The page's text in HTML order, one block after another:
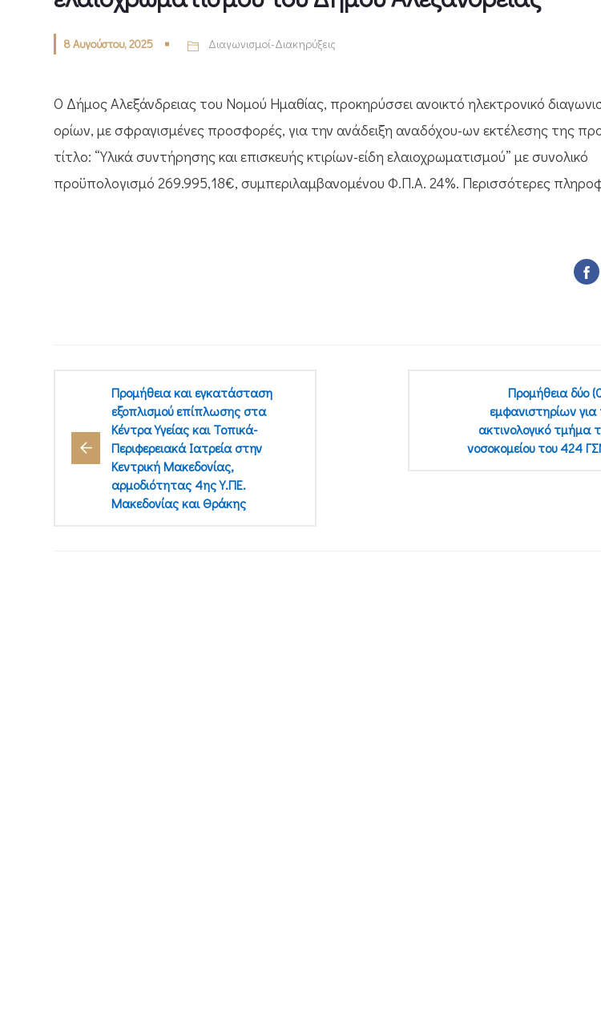
8 Αυγούστου, 2025 Διαγωνισμοί-Διακηρύξεις
Ο Δήμος Αλεξάνδρειας του Νομού Ημαθίας, προκηρύσσει ανοικτό ηλεκτρονικό
ορίων, με σφραγισμένες προσφορές, για την ανάδειξη αναδόχου-ων εκτέλεσης της
τίτλο: “Υλικά συντήρησης και επισκευής κτιρίων-είδη ελαιοχρωματισμού” με συνολικό
προϋπολογισμό 269.995,18€, συμπεριλαμβανομένου Φ.Π.Α. 24%. Περισσότερες
Προμήθεια και εγκατάσταση
εξοπλισμού επίπλωσης στα
Κέντρα Υγείας και Τοπικά-
Περιφερειακά Ιατρεία στην
Κεντρική Μακεδονίας,
αρμοδιότητας 4ης Υ.ΠΕ.
Μακεδονίας και Θράκης
Προμήθεια δύο
εμφανιστηρίων για
ακτινολογικό τμήμα
νοσοκομείου του 424